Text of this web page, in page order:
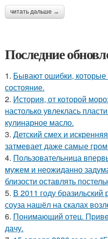
читать дальше →
Последние
1. Бывают ошибки, которые
состояние.
2. История, от которой
настолько увлеклась
кулинарное масло.
3. Детский смех и
затмевает даже самые
4. Пользовательница
мужем и неожиданно
близости оставлять
5. В 2011 году
соуза нашёл на скалах
6. Понимающий отец.
дачу.